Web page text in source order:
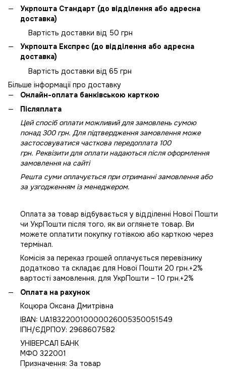
Укрпошта Стандарт (до відділення або адресна
доставка)
Вартість доставки від 50 грн
Укрпошта Експрес (до відділення або адресна
доставка)
Вартість доставки від 65 грн
Більше інформації про доставку
Онлайн-оплата банківською карткою
Післяплата
Цей спосіб оплати можливий для замовлень сумою
понад 300 грн. Для підтвердження замовлення може
застосовуватися часткова передоплата 100
грн. Реквізити для оплати надаються після оформлення
замовлення на сайті
Решта суми оплачується при отриманні замовлення або
за узгодженням із менеджером.
Оплата за товар відбувається у відділенні Нової Пошти
чи УкрПошти після того, як ви оглянете товар. Ви
можете оплатити покупку готівкою або карткою через
термінал.
Комісія за переказ грошей оплачується перевізнику
додатково та складає для Нової Пошти 20 грн.+2%
вартості замовлення, для УкрПошти – 10 грн.+2%
Оплата на рахунок
Коцюра Оксана Дмитрівна
IBAN: UA183220010000026005350051549
IПН/ЄДРПОУ: 2968607582
УНІВЕРСАЛ БАНК
МФО 322001
Призначення: За товар